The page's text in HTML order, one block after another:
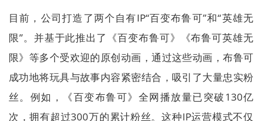
目前，公司打造了两个自有IP“百变布鲁可”和“英雄无
限”。并基于此推出了《百变布鲁可》《布鲁可英雄无
限》等多个受欢迎的原创动画，通过这些动画，布鲁可
成功地将玩具与故事内容紧密结合，吸引了大量忠实粉
丝。例如，《百变布鲁可》全网播放量已突破130亿
次，拥有超过300万的累计粉丝。这种IP运营模式不仅